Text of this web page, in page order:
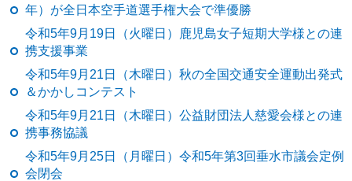
年）が全日本空手道選手権大会で準優勝
令和5年9月19日（火曜日）鹿児島女子短期大学様との連
携支援事業
令和5年9月21日（木曜日）秋の全国交通安全運動出発式
＆かかしコンテスト
令和5年9月21日（木曜日）公益財団法人慈愛会様との連
携事務協議
令和5年9月25日（月曜日）令和5年第3回垂水市議会定例
会閉会